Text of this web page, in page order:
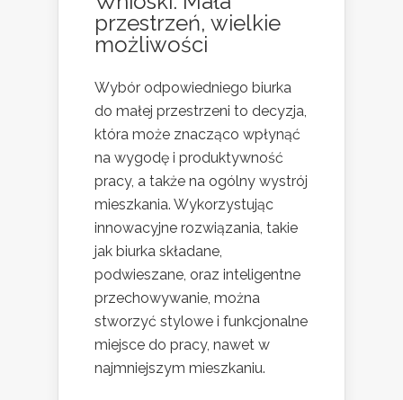
przestrzeń, wielkie
możliwości
Wybór odpowiedniego biurka
do małej przestrzeni to decyzja,
która może znacząco wpłynąć
na wygodę i produktywność
pracy, a także na ogólny wystrój
mieszkania. Wykorzystując
innowacyjne rozwiązania, takie
jak biurka składane,
podwieszane, oraz inteligentne
przechowywanie, można
stworzyć stylowe i funkcjonalne
miejsce do pracy, nawet w
najmniejszym mieszkaniu.